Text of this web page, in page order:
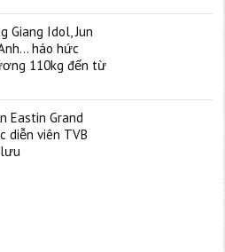
Giang Idol, Jun
háo hức
110kg đến từ
Eastin Grand
diễn viên TVB
lưu